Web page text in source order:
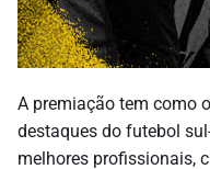
A premiação tem como
destaques do futebol
melhores profissionais,